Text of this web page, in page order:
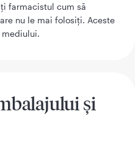
farmacistul cum să
nu le mai folosiţi. Aceste
mediului.
şi